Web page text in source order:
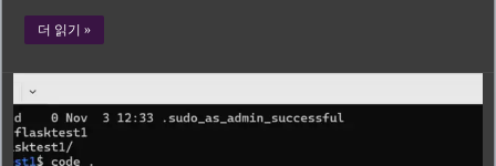
더 읽기 »